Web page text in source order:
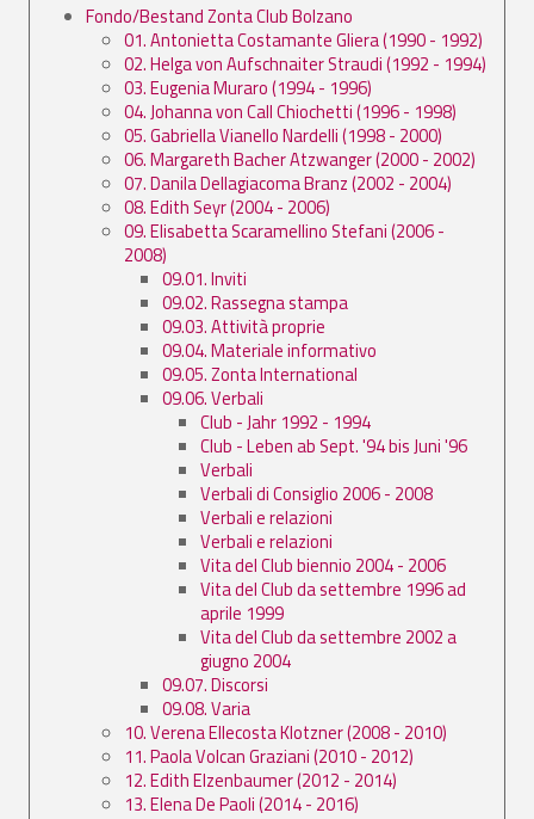
Fondo/Bestand Zonta Club Bolzano
01. Antonietta Costamante Gliera (1990 - 1992)
02. Helga von Aufschnaiter Straudi (1992 - 1994)
03. Eugenia Muraro (1994 - 1996)
04. Johanna von Call Chiochetti (1996 - 1998)
05. Gabriella Vianello Nardelli (1998 - 2000)
06. Margareth Bacher Atzwanger (2000 - 2002)
07. Danila Dellagiacoma Branz (2002 - 2004)
08. Edith Seyr (2004 - 2006)
09. Elisabetta Scaramellino Stefani (2006 -
2008)
09.01. Inviti
09.02. Rassegna stampa
09.03. Attività proprie
09.04. Materiale informativo
09.05. Zonta International
09.06. Verbali
Club - Jahr 1992 - 1994
Club - Leben ab Sept. '94 bis Juni '96
Verbali
Verbali di Consiglio 2006 - 2008
Verbali e relazioni
Verbali e relazioni
Vita del Club biennio 2004 - 2006
Vita del Club da settembre 1996 ad
aprile 1999
Vita del Club da settembre 2002 a
giugno 2004
09.07. Discorsi
09.08. Varia
10. Verena Ellecosta Klotzner (2008 - 2010)
11. Paola Volcan Graziani (2010 - 2012)
12. Edith Elzenbaumer (2012 - 2014)
13. Elena De Paoli (2014 - 2016)